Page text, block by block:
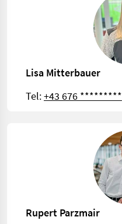
Lisa Mitterbauer
Tel:+43 676 *********
Rupert Parzmair